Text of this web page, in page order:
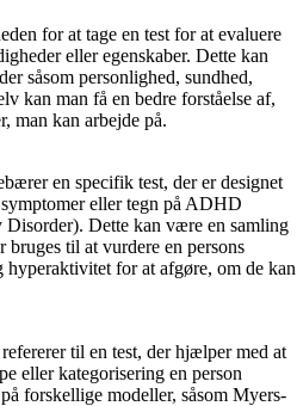
for at tage en test for at evaluere
eller egenskaber. Dette kan
såsom personlighed, sundhed,
kan man få en bedre forståelse af,
man kan arbejde på.
en specifik test, der er designet
eller tegn på ADHD
Dette kan være en samling
bruges til at vurdere en persons
for at afgøre, om de kan
til en test, der hjælper med at
eller kategorisering en person
forskellige modeller, såsom Myers-